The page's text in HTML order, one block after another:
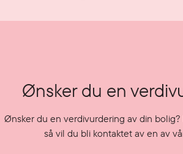
Ønsker du en
Ønsker du en verdivurdering av din bolig?
så vil du bli kontaktet av en av